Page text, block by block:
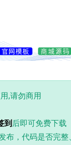
,请勿商用
到后即可免费下载
，代码是否完